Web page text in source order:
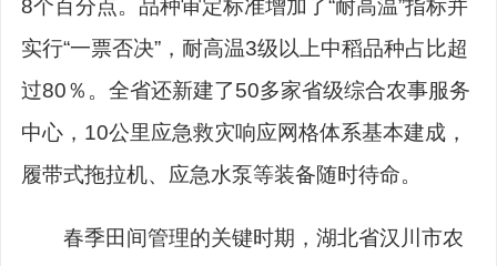
8个百分点。品种审定标准增加了“耐高温”指标并
实行“一票否决”，耐高温3级以上中稻品种占比超
过80％。全省还新建了50多家省级综合农事服务
中心，10公里应急救灾响应网格体系基本建成，
履带式拖拉机、应急水泵等装备随时待命。
春季田间管理的关键时期，湖北省汉川市农